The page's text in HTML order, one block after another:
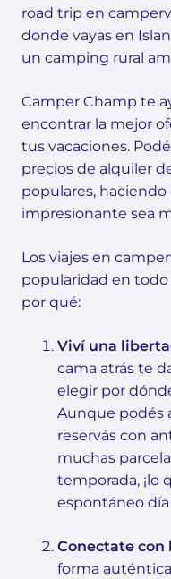
road trip en
donde vayas en
un camping rural
Camper Champ te
encontrar la mejor
tus vacaciones.
precios de alquiler
populares,
impresionante sea
Los viajes en
popularidad en
por qué:
Viví una
cama atrás te
elegir por
Aunque podés
reservás con
muchas
temporada, ¡lo
espontáneo día
Conectate con
forma